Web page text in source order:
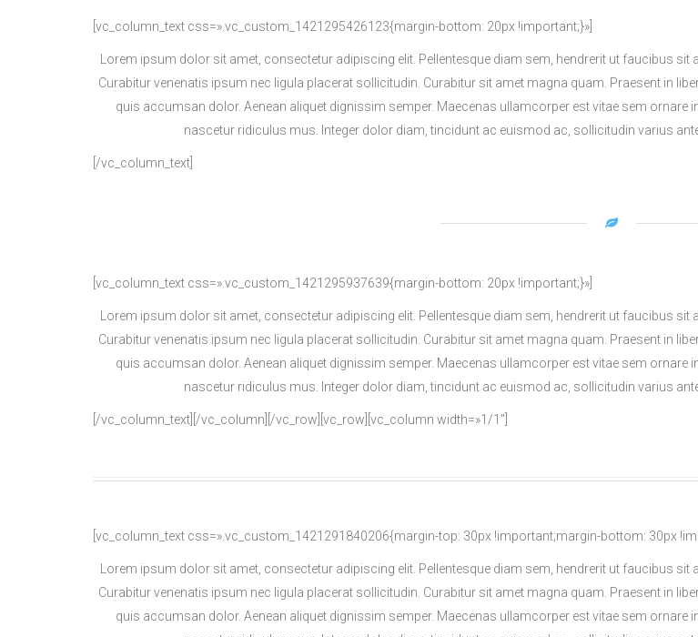
[vc_column_text css=».vc_custom_1421295426123{margin-bottom: 20px !important;}»]
Lorem ipsum dolor sit amet, consectetur adipiscing elit. Pellentesque diam sem, hendrerit ut faucibus
Curabitur venenatis ipsum nec ligula placerat sollicitudin. Curabitur sit amet magna quam. Praesent in
quis accumsan dolor. Aenean aliquet dignissim semper. Maecenas ullamcorper est vitae sem
nascetur ridiculus mus. Integer dolor diam, tincidunt ac euismod ac, sollicitudin varius
[/vc_column_text]
[vc_column_text css=».vc_custom_1421295937639{margin-bottom: 20px !important;}»]
Lorem ipsum dolor sit amet, consectetur adipiscing elit. Pellentesque diam sem, hendrerit ut faucibus
Curabitur venenatis ipsum nec ligula placerat sollicitudin. Curabitur sit amet magna quam. Praesent in
quis accumsan dolor. Aenean aliquet dignissim semper. Maecenas ullamcorper est vitae sem
nascetur ridiculus mus. Integer dolor diam, tincidunt ac euismod ac, sollicitudin varius
[/vc_column_text][/vc_column][/vc_row][vc_row][vc_column width=»1/1″]
[vc_column_text css=».vc_custom_1421291840206{margin-top: 30px !important;margin-bottom: 30px
Lorem ipsum dolor sit amet, consectetur adipiscing elit. Pellentesque diam sem, hendrerit ut faucibus
Curabitur venenatis ipsum nec ligula placerat sollicitudin. Curabitur sit amet magna quam. Praesent in
quis accumsan dolor. Aenean aliquet dignissim semper. Maecenas ullamcorper est vitae sem